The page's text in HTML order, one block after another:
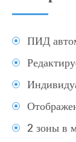
ПИД
2 зоны в